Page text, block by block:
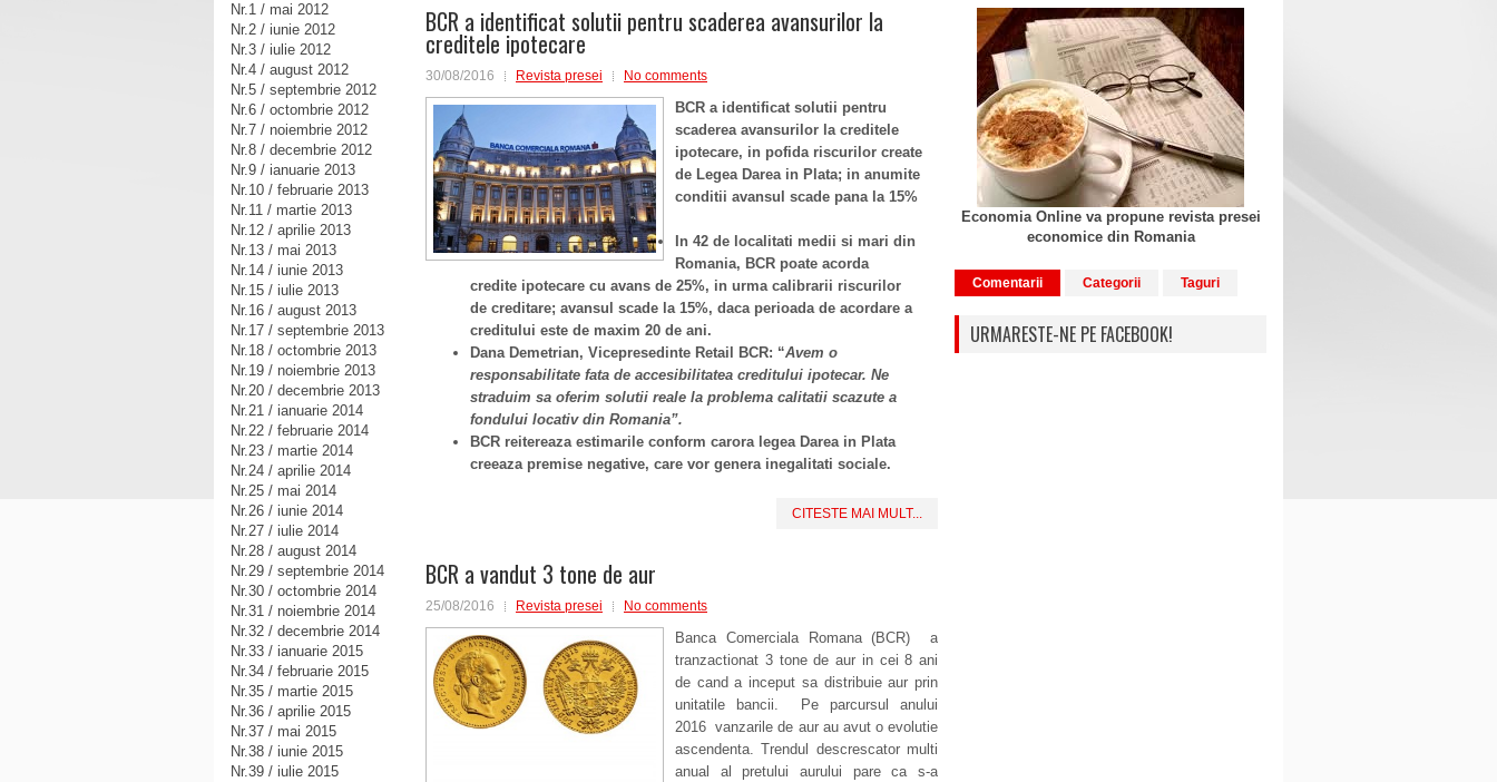
BCR a identificat solutii pentru scaderea avansurilor la
creditele ipotecare
30/08/2016 Revista presei No comments
BCR a identificat solutii pentru
scaderea avansurilor la creditele
ipotecare, in pofida riscurilor create
de Legea Darea in Plata; in anumite
conditii avansul scade pana la 15%
In 42 de localitati medii si mari din
Romania, BCR poate acorda
credite ipotecare cu avans de 25%, in urma calibrarii riscurilor
de creditare; avansul scade la 15%, daca perioada de acordare a
creditului este de maxim 20 de ani.
Dana Demetrian, Vicepresedinte Retail BCR: “Avem o
responsabilitate fata de accesibilitatea creditului ipotecar. Ne
straduim sa oferim solutii reale la problema calitatii scazute a
fondului locativ din Romania”.
BCR reitereaza estimarile conform carora legea Darea in Plata
creeaza premise negative, care vor genera inegalitati sociale.
CITESTE MAI MULT...
BCR a vandut 3 tone de aur
25/08/2016 Revista presei No comments
Banca Comerciala Romana (BCR) a
tranzactionat 3 tone de aur in cei 8 ani
de cand a inceput sa distribuie aur prin
unitatile bancii. Pe parcursul anului
2016 vanzarile de aur au avut o evolutie
ascendenta. Trendul descrescator multi
anual al pretului aurului pare ca s-a
Nr.1 / mai 2012
Nr.2 / iunie 2012
Nr.3 / iulie 2012
Nr.4 / august 2012
Nr.5 / septembrie 2012
Nr.6 / octombrie 2012
Nr.7 / noiembrie 2012
Nr.8 / decembrie 2012
Nr.9 / ianuarie 2013
Nr.10 / februarie 2013
Nr.11 / martie 2013
Nr.12 / aprilie 2013
Nr.13 / mai 2013
Nr.14 / iunie 2013
Nr.15 / iulie 2013
Nr.16 / august 2013
Nr.17 / septembrie 2013
Nr.18 / octombrie 2013
Nr.19 / noiembrie 2013
Nr.20 / decembrie 2013
Nr.21 / ianuarie 2014
Nr.22 / februarie 2014
Nr.23 / martie 2014
Nr.24 / aprilie 2014
Nr.25 / mai 2014
Nr.26 / iunie 2014
Nr.27 / iulie 2014
Nr.28 / august 2014
Nr.29 / septembrie 2014
Nr.30 / octombrie 2014
Nr.31 / noiembrie 2014
Nr.32 / decembrie 2014
Nr.33 / ianuarie 2015
Nr.34 / februarie 2015
Nr.35 / martie 2015
Nr.36 / aprilie 2015
Nr.37 / mai 2015
Nr.38 / iunie 2015
Nr.39 / iulie 2015
Economia Online va propune revista presei
economice din Romania
Comentarii Categorii Taguri
URMARESTE-NE PE FACEBOOK!